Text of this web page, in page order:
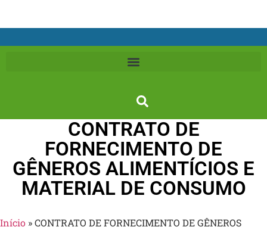
CONTRATO DE
FORNECIMENTO DE
GÊNEROS ALIMENTÍCIOS E
MATERIAL DE CONSUMO
Início »CONTRATO DE FORNECIMENTO DE GÊNEROS